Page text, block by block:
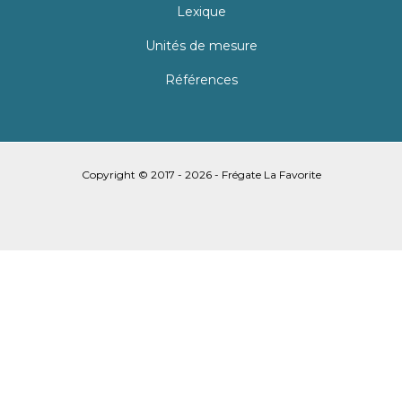
Lexique
Unités de mesure
Références
Copyright © 2017 - 2026 - Frégate La Favorite